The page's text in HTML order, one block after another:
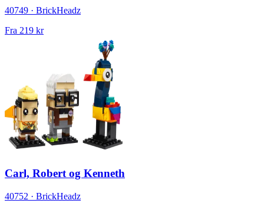
40749 · BrickHeadz
Fra 219 kr
Carl, Robert og Kenneth
40752 · BrickHeadz